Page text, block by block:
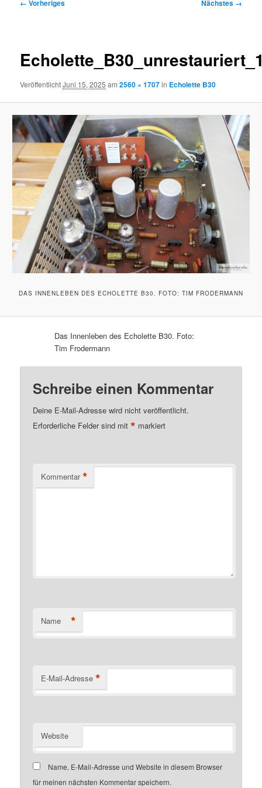
← Vorheriges Nächstes →
VeröffentlichtJuni 15, 2025 am2560 × 1707in Echolette B30
DAS INNENLEBEN DES ECHOLETTE B30. FOTO: TIM FRODERMANN
Das Innenleben des Echolette B30. Foto:
Tim Frodermann
Schreibe einen Kommentar
Deine E-Mail-Adresse wird nicht veröffentlicht.
Erforderliche Felder sind mit* markiert
Kommentar *
Name *
E-Mail-Adresse *
Website
Name, E-Mail-Adresse und Website in diesem Browser
für meinen nächsten Kommentar speichern.